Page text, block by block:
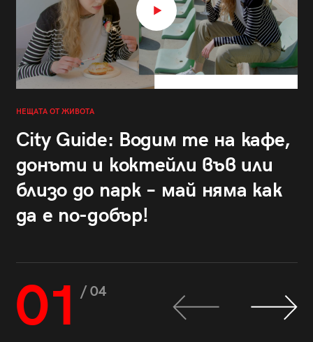
НЕЩАТА ОТ ЖИВОТА
City Guide: Водим те на кафе,
донъти и коктейли във или
близо до парк – май няма как
да е по-добър!
01 / 04